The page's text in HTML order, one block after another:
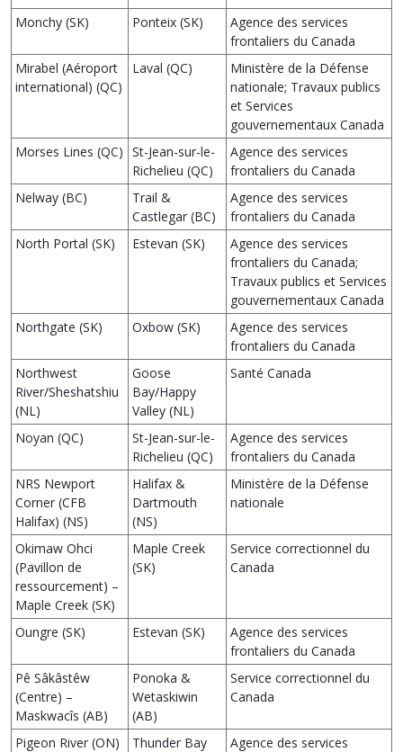
Monchy (SK)
Ponteix (SK)
Agence des services
frontaliers du Canada
Mirabel (Aéroport
international) (QC)
Laval (QC)
Ministère de la Défense
nationale; Travaux publics
et Services
gouvernementaux Canada
Morses Lines (QC) St-Jean-sur-le-
Richelieu (QC)
Agence des services
frontaliers du Canada
Nelway (BC)
Trail &
Castlegar (BC)
Agence des services
frontaliers du Canada
North Portal (SK)
Estevan (SK)
Agence des services
frontaliers du Canada;
Travaux publics et Services
gouvernementaux Canada
Northgate (SK)
Oxbow (SK)
Agence des services
frontaliers du Canada
Northwest
River/Sheshatshiu
(NL)
Goose
Bay/Happy
Valley (NL)
Santé Canada
Noyan (QC)
St-Jean-sur-le-
Richelieu (QC)
Agence des services
frontaliers du Canada
NRS Newport
Corner (CFB
Halifax) (NS)
Halifax &
Dartmouth
(NS)
Ministère de la Défense
nationale
Okimaw Ohci
(Pavillon de
ressourcement) –
Maple Creek (SK)
Maple Creek
(SK)
Service correctionnel du
Canada
Oungre (SK) Estevan (SK)
Agence des services
frontaliers du Canada
Pê Sâkâstêw
(Centre) –
Maskwacîs (AB)
Ponoka &
Wetaskiwin
(AB)
Service correctionnel du
Canada
Pigeon River (ON)
Thunder Bay
Agence des services